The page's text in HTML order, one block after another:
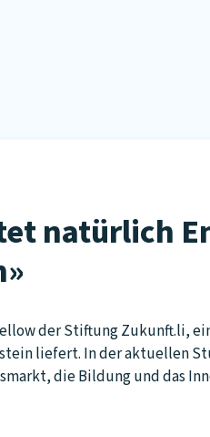
natürlich
der Stiftung Zukunft.li,
liefert. In der aktuellen
die Bildung und das